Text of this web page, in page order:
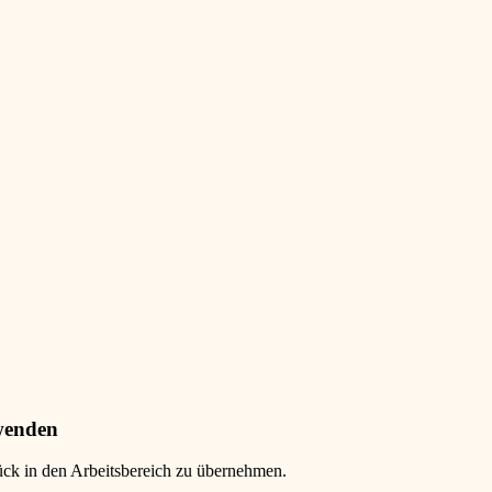
in den Arbeitsbereich zu übernehmen.